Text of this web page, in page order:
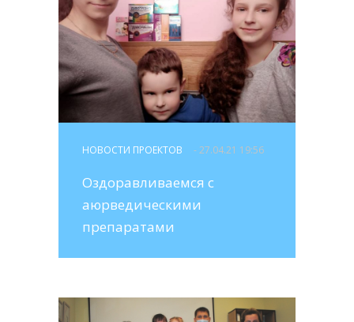
НОВОСТИ ПРОЕКТОВ - 27.04.21 19:56
Оздоравливаемся с
аюрведическими
препаратами